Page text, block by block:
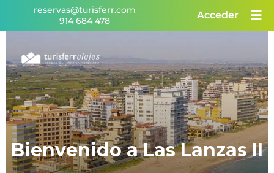
content
reservas@turisferr.com
914 684 478
Acceder
Bienvenido a Las Lanzas II